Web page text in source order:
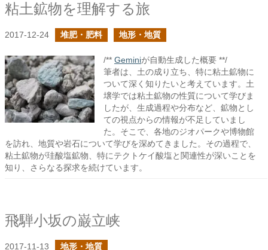
粘土鉱物を理解する旅
2017-12-24 堆肥・肥料 地形・地質
/** Geminiが自動生成した概要 **/
筆者は、土の成り立ち、特に粘土鉱物に
ついて深く知りたいと考えています。土
壌学では粘土鉱物の性質について学びま
したが、生成過程や分布など、鉱物とし
ての視点からの情報が不足していまし
た。そこで、各地のジオパークや博物館
を訪れ、地質や岩石について学びを深めてきました。その過程で、
粘土鉱物が珪酸塩鉱物、特にテクトケイ酸塩と関連性が深いことを
知り、さらなる探求を続けています。
飛騨小坂の巌立峡
2017-11-13 地形・地質